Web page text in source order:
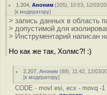
1.204 ,Аноним (205), 10:53, 12/03/
[к модератору]
> запись данных в область
> допустимой для
> Инструментарий написан
Но как же так, Холмс?! :)
2.207 ,Аноним (88), 11:42, 12/03/
[к модератору]
CODE - movl esi, ecx - movq -